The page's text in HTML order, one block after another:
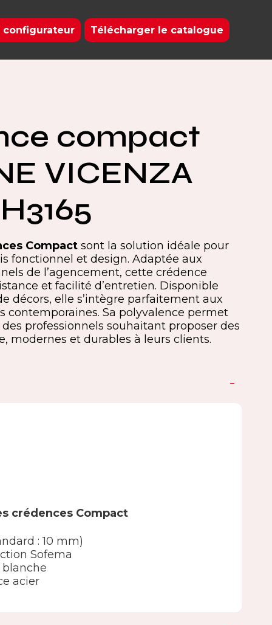
configurateur Télécharger le catalogue
compact
VICENZA
Compact sont la solution idéale pour
fonctionnel et design. Adaptée aux
de l’agencement, cette crédence
et facilité d’entretien. Disponible
décors, elle s’intègre parfaitement aux
contemporaines. Sa polyvalence permet
professionnels souhaitant proposer des
modernes et durables à leurs clients.
crédences Compact
: 10 mm)
Sofema
acier